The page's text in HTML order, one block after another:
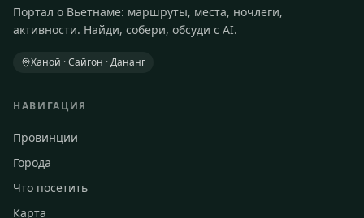
Портал о Вьетнаме: маршруты, места, ночлеги,
активности. Найди, собери, обсуди с AI.
Ханой · Сайгон · Дананг
НАВИГАЦИЯ
Провинции
Города
Что посетить
Карта